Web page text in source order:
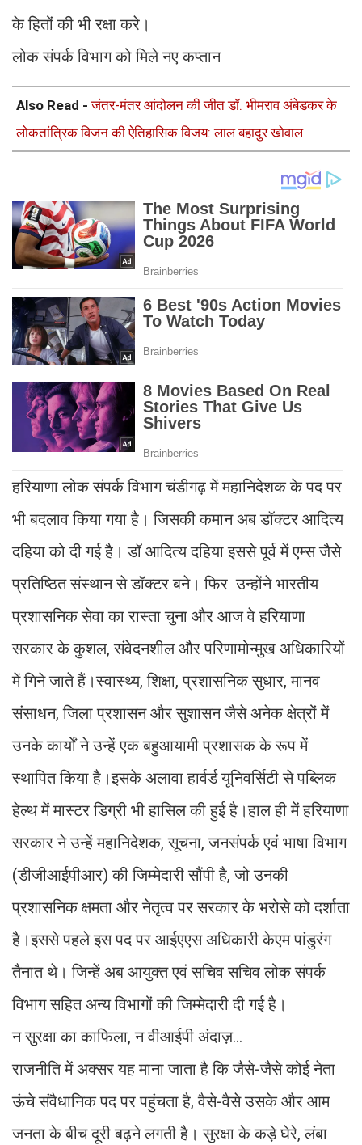
के हितों की भी रक्षा करे।
लोक संपर्क विभाग को मिले नए कप्तान
Also Read -जंतर-मंतर आंदोलन की जीत डॉ. भीमराव अंबेडकर के
लोकतांत्रिक विजन की ऐतिहासिक विजय: लाल बहादुर खोवाल
हरियाणा लोक संपर्क विभाग चंडीगढ़ में महानिदेशक के पद पर
भी बदलाव किया गया है। जिसकी कमान अब डॉक्टर आदित्य
दहिया को दी गई है। डॉ आदित्य दहिया इससे पूर्व में एम्स जैसे
प्रतिष्ठित संस्थान से डॉक्टर बने। फिर उन्होंने भारतीय
प्रशासनिक सेवा का रास्ता चुना और आज वे हरियाणा
सरकार के कुशल, संवेदनशील और परिणामोन्मुख अधिकारियों
में गिने जाते हैं।स्वास्थ्य, शिक्षा, प्रशासनिक सुधार, मानव
संसाधन, जिला प्रशासन और सुशासन जैसे अनेक क्षेत्रों में
उनके कार्यों ने उन्हें एक बहुआयामी प्रशासक के रूप में
स्थापित किया है।इसके अलावा हार्वर्ड यूनिवर्सिटी से पब्लिक
हेल्थ में मास्टर डिग्री भी हासिल की हुई है।हाल ही में हरियाणा
सरकार ने उन्हें महानिदेशक, सूचना, जनसंपर्क एवं भाषा विभाग
(डीजीआईपीआर) की जिम्मेदारी सौंपी है, जो उनकी
प्रशासनिक क्षमता और नेतृत्व पर सरकार के भरोसे को दर्शाता
है।इससे पहले इस पद पर आईएएस अधिकारी केएम पांडुरंग
तैनात थे। जिन्हें अब आयुक्त एवं सचिव सचिव लोक संपर्क
विभाग सहित अन्य विभागों की जिम्मेदारी दी गई है।
न सुरक्षा का काफिला, न वीआईपी अंदाज़...
राजनीति में अक्सर यह माना जाता है कि जैसे-जैसे कोई नेता
ऊंचे संवैधानिक पद पर पहुंचता है, वैसे-वैसे उसके और आम
जनता के बीच दूरी बढ़ने लगती है। सुरक्षा के कड़े घेरे, लंबा